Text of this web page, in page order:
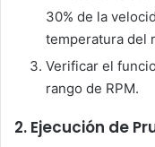
30% de la
temperatura del
Verificar el
rango de RPM.
2. Ejecución de